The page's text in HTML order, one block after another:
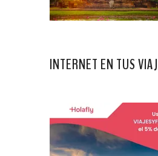
INTERNET EN TUS